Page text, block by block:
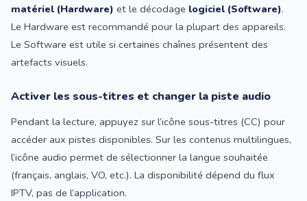
matériel (Hardware) et le décodage logiciel (Software).
Le Hardware est recommandé pour la plupart des appareils.
Le Software est utile si certaines chaînes présentent des
artefacts visuels.
Activer les sous-titres et changer la piste audio
Pendant la lecture, appuyez sur l’icône sous-titres (CC) pour
accéder aux pistes disponibles. Sur les contenus multilingues,
l’icône audio permet de sélectionner la langue souhaitée
(français, anglais, VO, etc.). La disponibilité dépend du flux
IPTV, pas de l’application.